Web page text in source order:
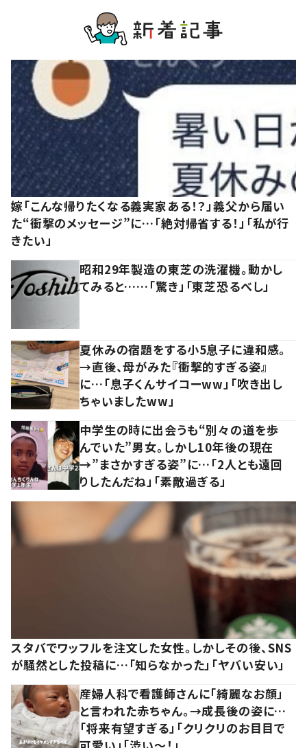
嫁「こんな帰りたくなる義実家ある！？」義父から届い
た“衝撃のメッセージ”に…「絶対帰省する！」「私が行
きたい」
昭和29年製造の東芝の洗濯機。動かし
てみると……「驚き」「東芝恐るべし」
夏休みの宿題をする小5息子に違和感。
→直後、母がみた『衝撃的すぎる姿』
に…「息子くんサイコーww」「吹き出し
ちゃいましたww」
中学生の時に出会うも“別々の道を歩
んでいた”男女。しかし10年後の現在
→”まさかすぎる姿”に…「2人とも遠回
りしたんだね」「素敵過ぎる」
スタバでワッフルを注文した女性。しかしその後、SNS
が騒然とした投稿に…「知らなかった」「ヤバい安い」
産婦人科で看護師さんに「綺麗なお顔」
と言われた赤ちゃん。→成長後の姿に…
「将来有望すぎる」「クリクリのお目目で